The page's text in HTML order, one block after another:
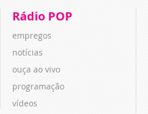
Rádio POP
empregos
notícias
ouça ao vivo
programação
vídeos